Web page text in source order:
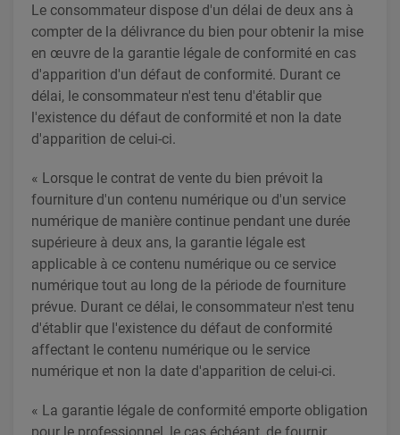
Le consommateur dispose d'un délai de deux ans à
compter de la délivrance du bien pour obtenir la mise
en œuvre de la garantie légale de conformité en cas
d'apparition d'un défaut de conformité. Durant ce
délai, le consommateur n'est tenu d'établir que
l'existence du défaut de conformité et non la date
d'apparition de celui-ci.
« Lorsque le contrat de vente du bien prévoit la
fourniture d'un contenu numérique ou d'un service
numérique de manière continue pendant une durée
supérieure à deux ans, la garantie légale est
applicable à ce contenu numérique ou ce service
numérique tout au long de la période de fourniture
prévue. Durant ce délai, le consommateur n'est tenu
d'établir que l'existence du défaut de conformité
affectant le contenu numérique ou le service
numérique et non la date d'apparition de celui-ci.
« La garantie légale de conformité emporte obligation
pour le professionnel, le cas échéant, de fournir